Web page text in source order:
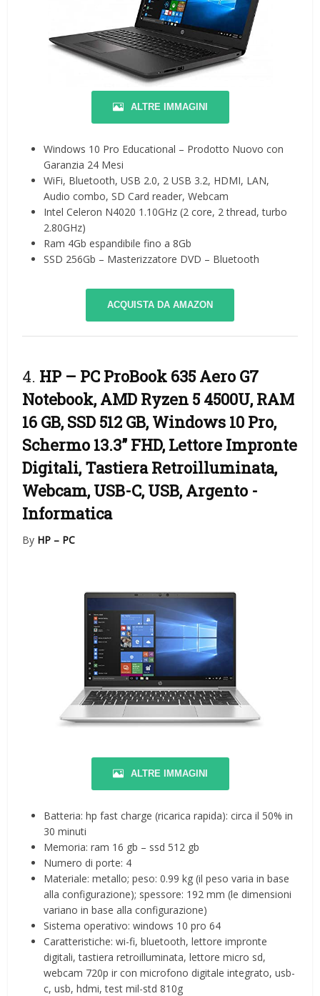
ALTRE IMMAGINI
Windows 10 Pro Educational – Prodotto Nuovo con
Garanzia 24 Mesi
WiFi, Bluetooth, USB 2.0, 2 USB 3.2, HDMI, LAN,
Audio combo, SD Card reader, Webcam
Intel Celeron N4020 1.10GHz (2 core, 2 thread, turbo
2.80GHz)
Ram 4Gb espandibile fino a 8Gb
SSD 256Gb – Masterizzatore DVD – Bluetooth
ACQUISTA DA AMAZON
4. HP – PC ProBook 635 Aero G7
Notebook, AMD Ryzen 5 4500U, RAM
16 GB, SSD 512 GB, Windows 10 Pro,
Schermo 13.3” FHD, Lettore Impronte
Digitali, Tastiera Retroilluminata,
Webcam, USB-C, USB, Argento -
Informatica
By HP – PC
ALTRE IMMAGINI
Batteria: hp fast charge (ricarica rapida): circa il 50% in
30 minuti
Memoria: ram 16 gb – ssd 512 gb
Numero di porte: 4
Materiale: metallo; peso: 0.99 kg (il peso varia in base
alla configurazione); spessore: 192 mm (le dimensioni
variano in base alla configurazione)
Sistema operativo: windows 10 pro 64
Caratteristiche: wi-fi, bluetooth, lettore impronte
digitali, tastiera retroilluminata, lettore micro sd,
webcam 720p ir con microfono digitale integrato, usb-
c, usb, hdmi, test mil-std 810g